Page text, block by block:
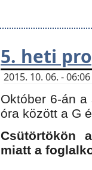
5. heti
2015. 10. 06. -
Október 6-án
óra között a G
Csütörtökön
miatt a